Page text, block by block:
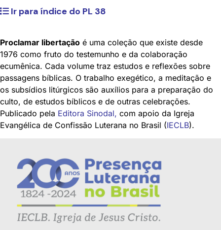
Ir para índice do PL 38
Proclamar libertação é uma coleção que existe desde
1976 como fruto do testemunho e da colaboração
ecumênica. Cada volume traz estudos e reflexões sobre
passagens bíblicas. O trabalho exegético, a meditação e
os subsídios litúrgicos são auxílios para a preparação do
culto, de estudos bíblicos e de outras celebrações.
Publicado pela Editora Sinodal, com apoio da Igreja
Evangélica de Confissão Luterana no Brasil (IECLB).